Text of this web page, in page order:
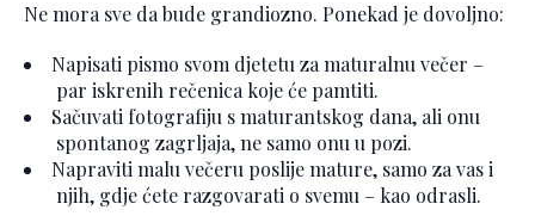
Ne mora sve da bude grandiozno. Ponekad je dovoljno:
Napisati pismo svom djetetu za maturalnu večer –
par iskrenih rečenica koje će pamtiti.
Sačuvati fotografiju s maturantskog dana, ali onu
spontanog zagrljaja, ne samo onu u pozi.
Napraviti malu večeru poslije mature, samo za vas i
njih, gdje ćete razgovarati o svemu – kao odrasli.